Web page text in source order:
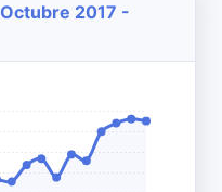
2017 -